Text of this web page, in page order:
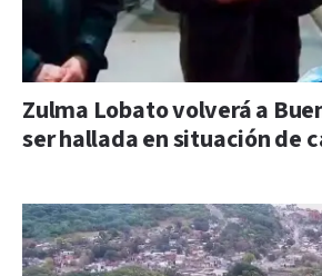
Zulma Lobato volverá a
ser hallada en situación de